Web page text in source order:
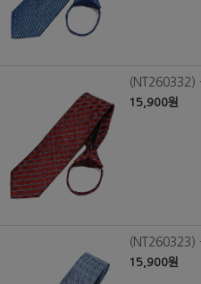
(NT260332)
15,900원
(NT260323)
15,900원